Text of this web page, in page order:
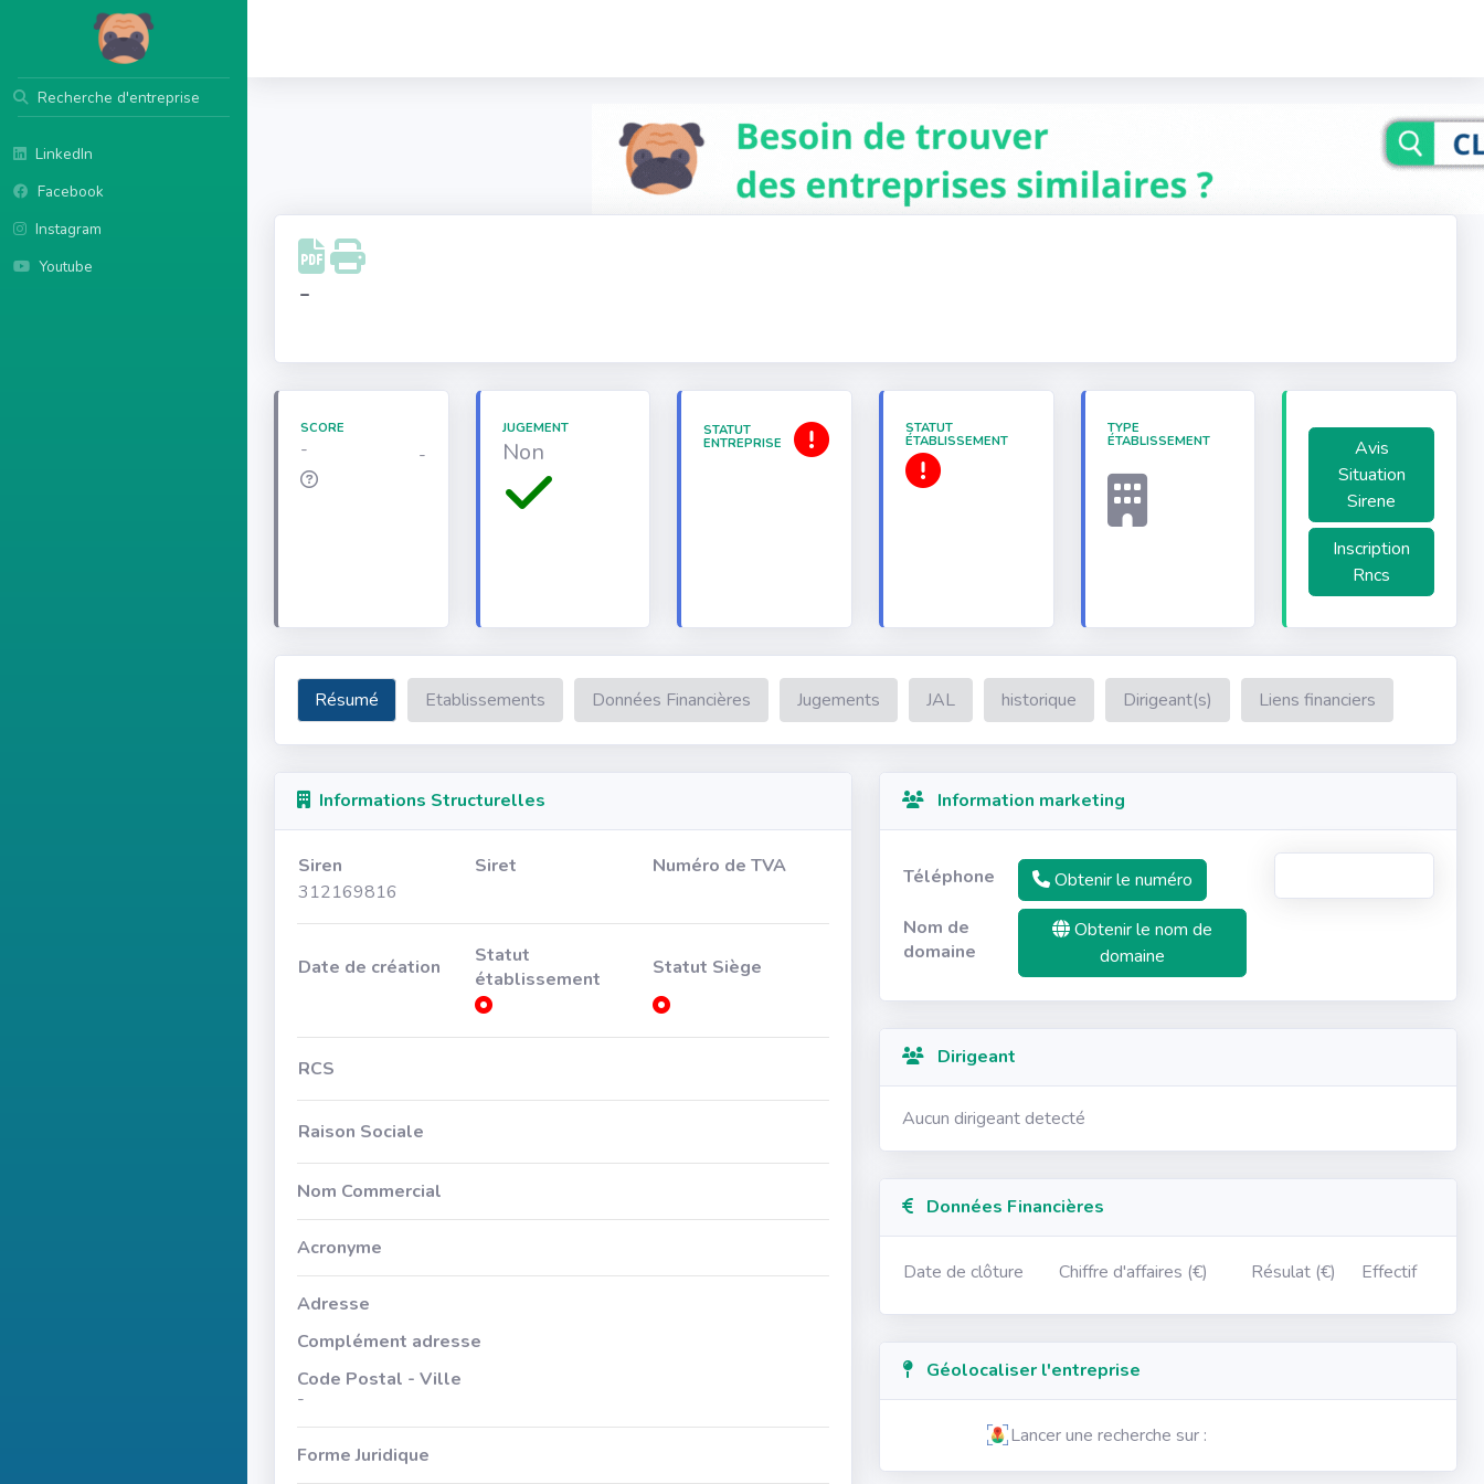
Recherche d'entreprise
LinkedIn
Facebook
Instagram
Youtube
-
SCORE
- -
JUGEMENT
Non
STATUT
ENTREPRISE
STATUT
ÉTABLISSEMENT
TYPE
ÉTABLISSEMENT
Avis
Situation
Sirene
Inscription
Rncs
Résumé Etablissements Données Financières Jugements JAL historique Dirigeant(s) Liens financiers
Informations Structurelles
Siren Siret
Numéro de TVA
312169816
Date de création
Statut
établissement
Statut Siège
RCS
Raison Sociale
Nom Commercial
Acronyme
Adresse
Complément adresse
Code Postal - Ville
-
Forme Juridique
Information marketing
Téléphone
Obtenir le numéro
Nom de
domaine
Obtenir le nom de
domaine
Dirigeant
Aucun dirigeant detecté
Données Financières
Date de clôture Chiffre d'affaires (€) Résulat (€) Effectif
Géolocaliser l'entreprise
Lancer une recherche sur :